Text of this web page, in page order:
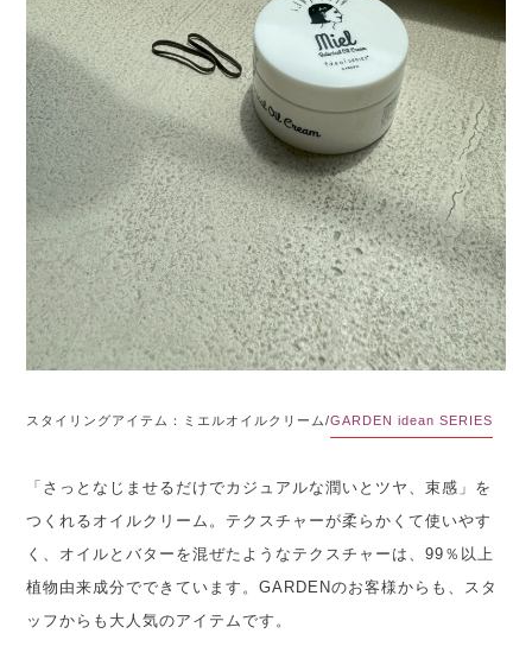
スタイリングアイテム：ミエルオイルクリーム/GARDEN idean SERIES
「さっとなじませるだけでカジュアルな潤いとツヤ、束感」を
つくれるオイルクリーム。テクスチャーが柔らかくて使いやす
く、オイルとバターを混ぜたようなテクスチャーは、99％以上
植物由来成分でできています。GARDENのお客様からも、スタ
ッフからも大人気のアイテムです。